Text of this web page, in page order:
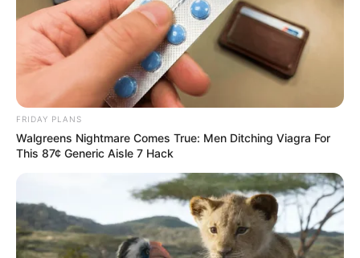
Συντακτική Ομάδα
28/09/2025, 21:54 · 9:54 ΜΜ
Τελευταία ενημέρωση
28/09/2025, 21:55 · 9:55 ΜΜ
Media
FRIDAY PLANS
Walgreens Nightmare Comes True: Men Ditching Viagra For
This 87¢ Generic Aisle 7 Hack